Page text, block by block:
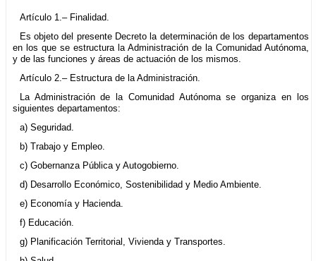
Artículo 1.– Finalidad.
Es objeto del presente Decreto la determinación de los departamentos
en los que se estructura la Administración de la Comunidad Autónoma,
y de las funciones y áreas de actuación de los mismos.
Artículo 2.– Estructura de la Administración.
La Administración de la Comunidad Autónoma se organiza en los
siguientes departamentos:
a) Seguridad.
b) Trabajo y Empleo.
c) Gobernanza Pública y Autogobierno.
d) Desarrollo Económico, Sostenibilidad y Medio Ambiente.
e) Economía y Hacienda.
f) Educación.
g) Planificación Territorial, Vivienda y Transportes.